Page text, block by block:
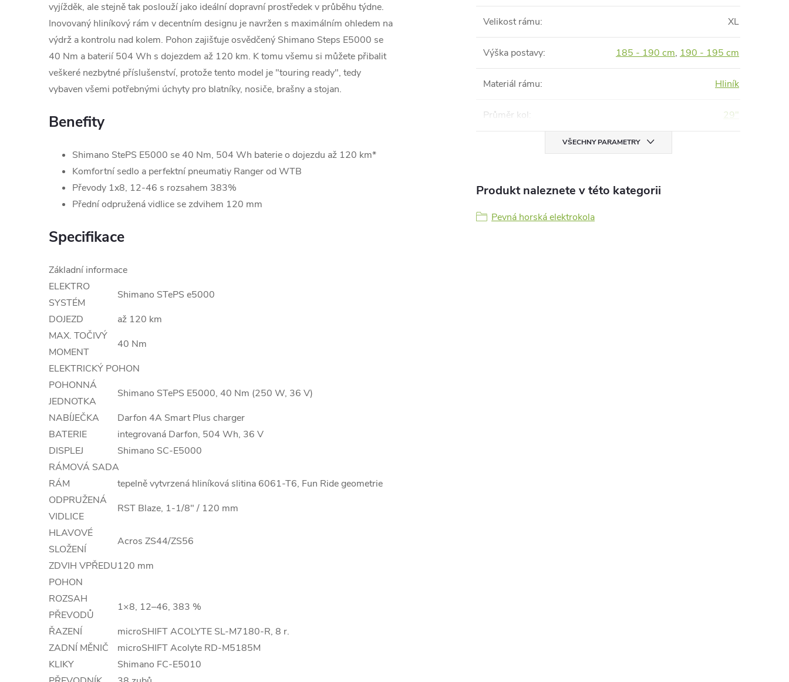
vyjížděk, ale stejně tak poslouží jako ideální dopravní prostředek v průběhu týdne.
Inovovaný hliníkový rám v decentním designu je navržen s maximálním ohledem na
výdrž a kontrolu nad kolem. Pohon zajišťuje osvědčený Shimano Steps E5000 se
40 Nm a baterií 504 Wh s dojezdem až 120 km. K tomu všemu si můžete přibalit
veškeré nezbytné příslušenství, protože tento model je "touring ready", tedy
vybaven všemi potřebnými úchyty pro blatníky, nosiče, brašny a stojan.
Benefity
Shimano StePS E5000 se 40 Nm, 504 Wh baterie o dojezdu až 120 km*
Komfortní sedlo a perfektní pneumatiy Ranger od WTB
Převody 1x8, 12-46 s rozsahem 383%
Přední odpružená vidlice se zdvihem 120 mm
Specifikace
Základní informace
ELEKTRO
SYSTÉM
Shimano STePS e5000
DOJEZD
až 120 km
MAX. TOČIVÝ
MOMENT
40 Nm
ELEKTRICKÝ POHON
POHONNÁ
JEDNOTKA
Shimano STePS E5000, 40 Nm (250 W, 36 V)
NABÍJEČKA
Darfon 4A Smart Plus charger
BATERIE
integrovaná Darfon, 504 Wh, 36 V
DISPLEJ
Shimano SC-E5000
RÁMOVÁ SADA
RÁM
tepelně vytvrzená hliníková slitina 6061-T6, Fun Ride geometrie
ODPRUŽENÁ
VIDLICE
RST Blaze, 1-1/8" / 120 mm
HLAVOVÉ
SLOŽENÍ
Acros ZS44/ZS56
ZDVIH VPŘEDU120 mm
POHON
ROZSAH
PŘEVODŮ
1×8, 12–46, 383 %
ŘAZENÍ
microSHIFT ACOLYTE SL-M7180-R, 8 r.
ZADNÍ MĚNIČ
microSHIFT Acolyte RD-M5185M
KLIKY
Shimano FC-E5010
Velikost rámu: XL
Výška postavy: 185 - 190 cm, 190 - 195 cm
Materiál rámu: Hliník
Průměr kol: 29"
VŠECHNY PARAMETRY
Produkt naleznete v této kategorii
Pevná horská elektrokola